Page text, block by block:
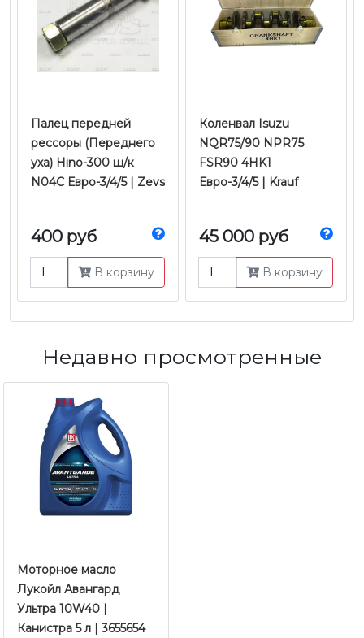
Палец передней
рессоры (Переднего
уха) Hino-300 ш/к
N04C Евро-3/4/5 | Zevs
400 руб
В корзину
Коленвал Isuzu
NQR75/90 NPR75
FSR90 4HK1
Евро-3/4/5 | Krauf
45 000 руб
В корзину
Недавно просмотренные
Моторное масло
Лукойл Авангард
Ультра 10W40 |
Канистра 5 л | 3655654